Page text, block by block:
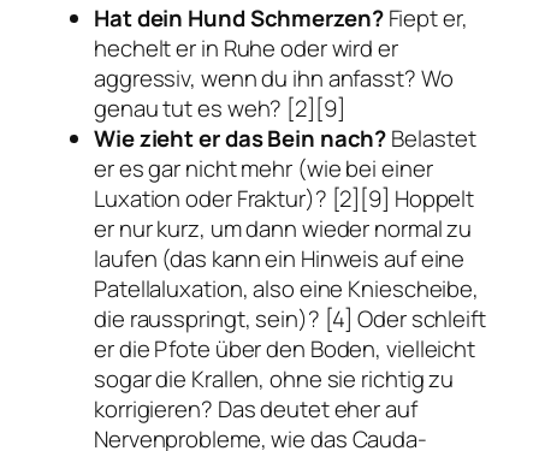
Hat dein Hund Schmerzen?Fiept er,
hechelt er in Ruhe oder wird er
aggressiv, wenn du ihn anfasst? Wo
genau tut es weh? [2][9]
Wie zieht er das Bein nach?Belastet
er es gar nicht mehr (wie bei einer
Luxation oder Fraktur)? [2][9] Hoppelt
er nur kurz, um dann wieder normal zu
laufen (das kann ein Hinweis auf eine
Patellaluxation, also eine Kniescheibe,
die rausspringt, sein)? [4] Oder schleift
er die Pfote über den Boden, vielleicht
sogar die Krallen, ohne sie richtig zu
korrigieren? Das deutet eher auf
Nervenprobleme, wie das Cauda-